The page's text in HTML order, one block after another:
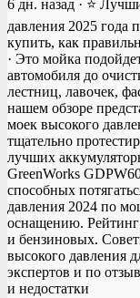
6 дн. назад · ⭐
давления 2025 года
купить, как
· Это мойка
автомобиля до
лестниц, лавочек,
нашем обзоре
моек высокого
тщательно
лучших
GreenWorks
способных
давления 2024 по
оснащению.
и бензиновых.
высокого давления
экспертов и по
и недостатки